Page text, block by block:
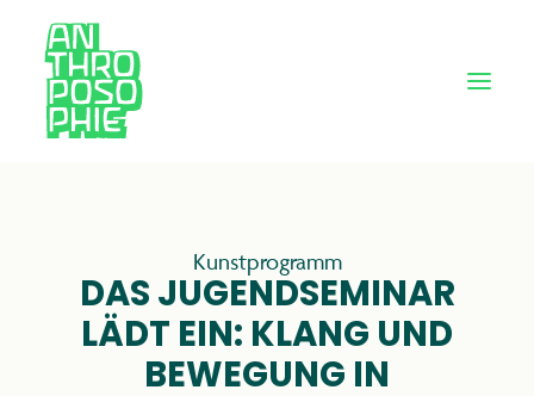
Kunstprogramm
DAS JUGENDSEMINAR
LÄDT EIN: KLANG UND
BEWEGUNG IN